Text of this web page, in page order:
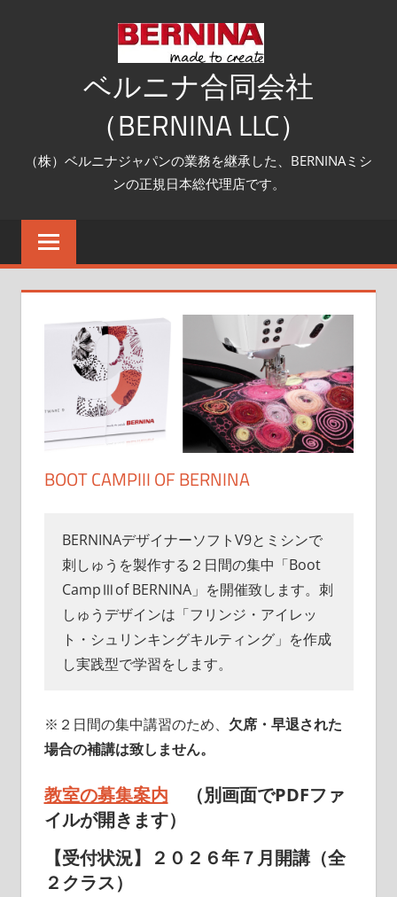
ベルニナ合同会社
（BERNINA LLC）
（株）ベルニナジャパンの業務を継承した、BERNINAミシ
ンの正規日本総代理店です。
BOOT CAMPIII OF BERNINA
BERNINAデザイナーソフトV9とミシンで
刺しゅうを製作する２日間の集中「Boot
CampⅢof BERNINA」を開催致します。刺
しゅうデザインは「フリンジ・アイレッ
ト・シュリンキングキルティング」を作成
し実践型で学習をします。
※２日間の集中講習のため、 欠席・早退された
場合の補講は致しません。
教室の募集案内 （別画面でPDFファ
イルが開きます）
【受付状況】２０２６年７月開講（全
２クラス）